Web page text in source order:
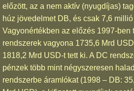
előzött, az a nem aktív (nyugdíjas)
húz jövedelmet DB, és csak 7,6
Vagyonértékben az előzés 1997-ben
rendszerek vagyona 1735,6 Mrd
1818,2 Mrd USD-t tett ki. A DC
pénzek több mint négyszeresen
rendszerbe áramlókat (1998 – DB: